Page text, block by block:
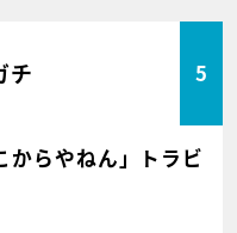
チ 5
からやねん」トラビ